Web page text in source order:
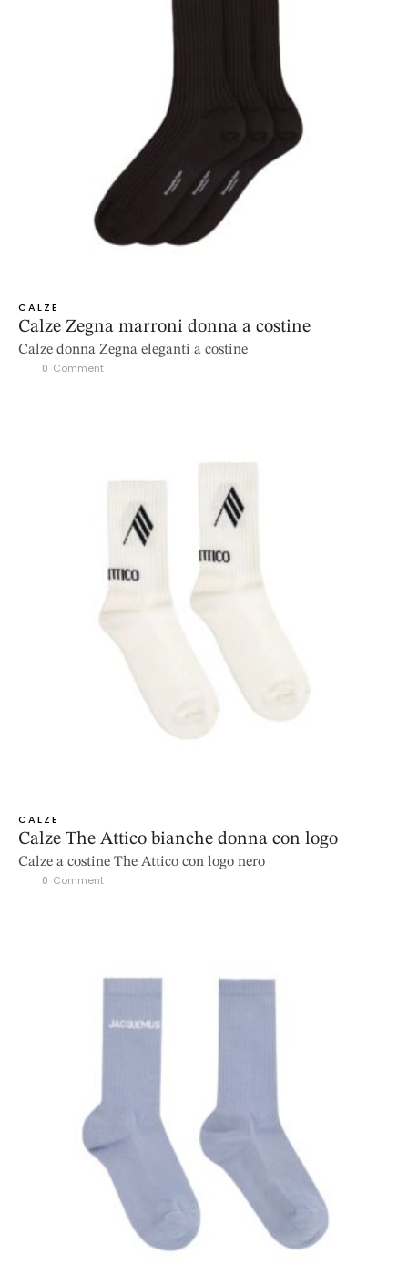
CALZE
Calze Zegna marroni donna a costine
Calze donna Zegna eleganti a costine
0 Comment
CALZE
Calze The Attico bianche donna con logo
Calze a costine The Attico con logo nero
0 Comment